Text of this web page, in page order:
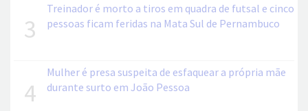
3
Treinador é morto a tiros em quadra de futsal e cinco
pessoas ficam feridas na Mata Sul de Pernambuco
4
Mulher é presa suspeita de esfaquear a própria mãe
durante surto em João Pessoa